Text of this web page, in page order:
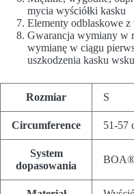
mycia wyściółki kasku
Elementy odblaskowe
Gwarancja wymiany w
wymianę w ciągu
uszkodzenia kasku
Rozmiar S
Circumference 51-57
System
dopasowania